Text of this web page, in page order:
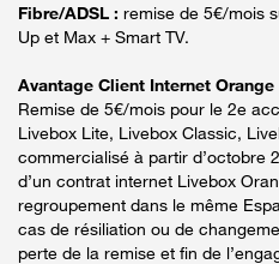
Fibre/ADSL : remise de 5€/mois
Up et Max + Smart TV.
Avantage Client Internet Orange
Remise de 5€/mois pour le 2e
Livebox Lite, Livebox Classic,
commercialisé à partir d’octobre
d’un contrat internet Livebox
regroupement dans le même
cas de résiliation ou de
perte de la remise et fin de